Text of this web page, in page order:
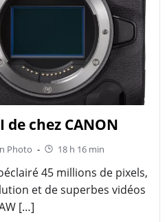
de chez CANON
Photo - 18 h 16 min
45 millions de pixels,
et de superbes vidéos
[…]